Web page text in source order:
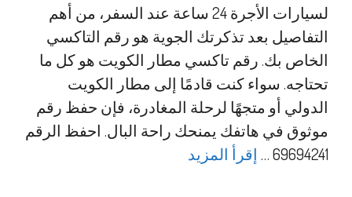
لسيارات الأجرة 24 ساعة عند السفر، من أهم
التفاصيل بعد تذكرتك الجوية هو رقم التاكسي
الخاص بك. رقم تاكسي مطار الكويت هو كل ما
تحتاجه. سواء كنت قادمًا إلى مطار الكويت
الدولي أو متجهًا لرحلة المغادرة، فإن حفظ رقم
موثوق في هاتفك يمنحك راحة البال. احفظ الرقم
69694241 …
إقرأ المزيد